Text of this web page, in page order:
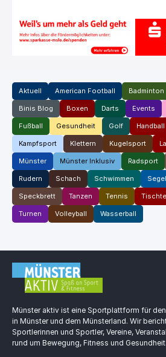
Aktuell American Football Badminton
Binis Blog Boxen Darts Events
Fußball Gesundheit Golf Handball
Kampfsport Klettern Kugelsport
Münster Münster Inklusiv Radsport
Rudern Schach Schwimmen
Speckbrett Tanzen Tennis
Turnen Volleyball Wasserball
Münster aktiv ist eine Sportplattform für
in Münster und dem Münsterland. Wir
Sportlerinnen und Sportler, Vereine,
rund um Bewegung, Fitness und Gesundheit.